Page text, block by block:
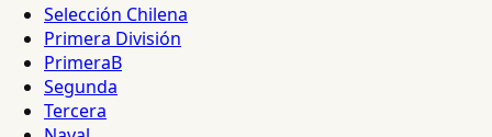
Selección Chilena
Primera División
PrimeraB
Segunda
Tercera